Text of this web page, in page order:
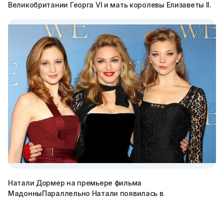
Великобритании Георга VI и мать королевы Елизаветы II.
Натали Дормер на премьере фильма
МадонныПараллельно Натали появилась в